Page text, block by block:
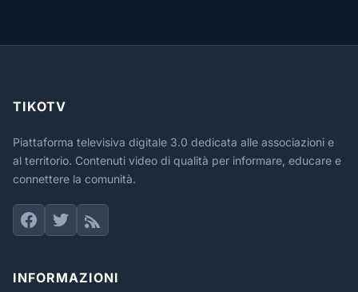
TIKOTV
Piattaforma televisiva digitale 3.0 dedicata alle associazioni e
al territorio. Contenuti video di qualità per informare, educare e
connettere la comunità.
INFORMAZIONI